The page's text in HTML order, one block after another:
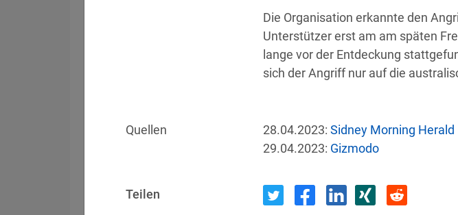
Länderauswahl
Brown Health Medical Group-MA US
Die Organisation erkannte den
Unterstützer erst am am späten
lange vor der Entdeckung
sich der Angriff nur auf die
Quellen 28.04.2023: Sidney Morning Herald
29.04.2023: Gizmodo
Teilen